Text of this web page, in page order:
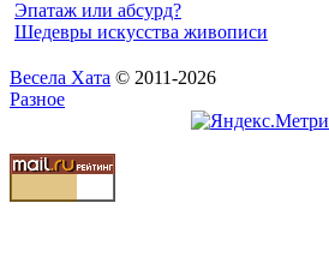
Эпатаж или абсурд?
Шедевры искусства живописи
Весела Хата © 2011-2026
Разное